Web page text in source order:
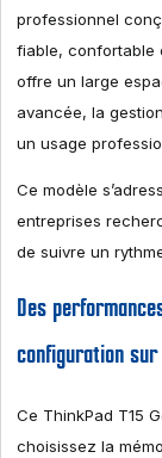
professionnel
fiable, confortable
offre un large
avancée, la
un usage
Ce modèle
entreprises
de suivre un
Des
configuration sur
Ce ThinkPad T15
choisissez la